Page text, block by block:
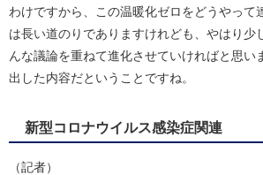
わけですから、この温暖化ゼロをどうやって
は長い道のりでありますけれども、やはり少
んな議論を重ねて進化させていければと思い
出した内容だということですね。
新型コロナウイルス感染症関連
（記者）